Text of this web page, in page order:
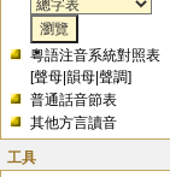
粵語注音系統對照表
[聲母 |韻母 |聲調]
普通話音節表
其他方言讀音
工具